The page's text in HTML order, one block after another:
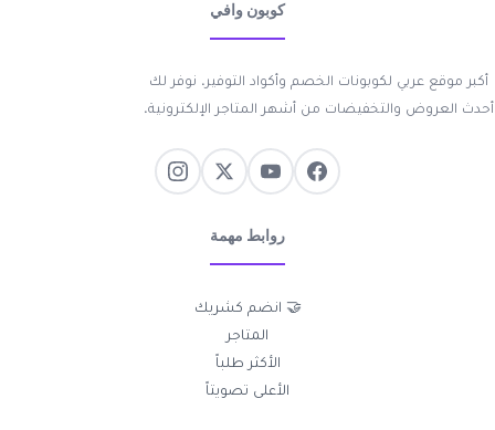
كوبون وافي
أكبر موقع عربي لكوبونات الخصم وأكواد التوفير. نوفر لك
أحدث العروض والتخفيضات من أشهر المتاجر الإلكترونية.
روابط مهمة
🤝 انضم كشريك
المتاجر
الأكثر طلباً
الأعلى تصويتاً